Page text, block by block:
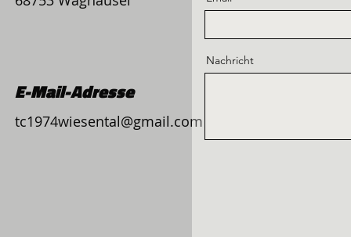
E-Mail-Adresse
tc1974wiesental@gmail.com
Nachricht